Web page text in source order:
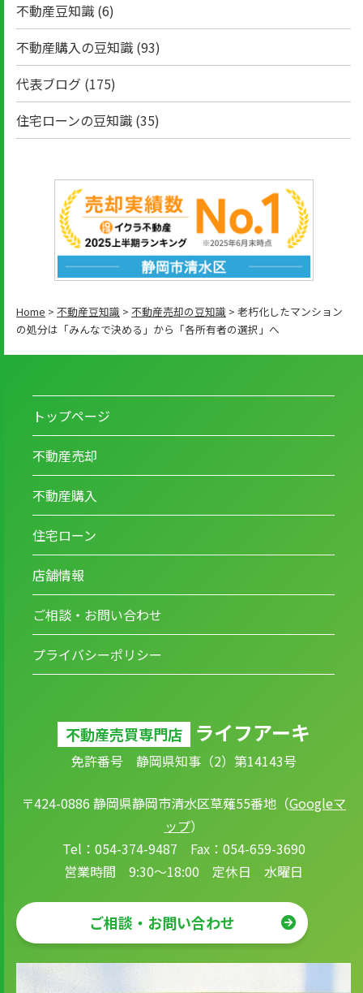
不動産豆知識 (6)
不動産購入の豆知識 (93)
代表ブログ (175)
住宅ローンの豆知識 (35)
Home > 不動産豆知識 > 不動産売却の豆知識 > 老朽化したマンション
の処分は「みんなで決める」から「各所有者の選択」へ
トップページ
不動産売却
不動産購入
住宅ローン
店舗情報
ご相談・お問い合わせ
プライバシーポリシー
不動産売買専門店 ライフアーキ
免許番号 静岡県知事（2）第14143号
〒424-0886 静岡県静岡市清水区草薙55番地（Googleマ
ップ）
Tel：054-374-9487 Fax：054-659-3690
営業時間 9:30～18:00 定休日 水曜日
ご相談・お問い合わせ